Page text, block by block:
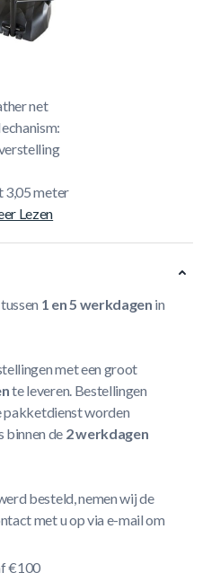
slamdunks
net
3,05 meter
Lezen
1 en 5 werkdagen in
met een groot
te leveren. Bestellingen
pakketdienst worden
binnen de 2 werkdagen
besteld, nemen wij de
met u op via e-mail om
€100